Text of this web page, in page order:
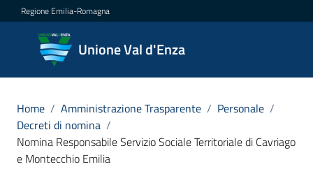
Vai al contenuto
Vai alla navigazione
Vai al footer
Regione Emilia-Romagna
Unione Val d'Enza
Unione
Val
Amministrazione
Menu selezionato
Home / Amministrazione Trasparente / Personale /
Decreti di nomina /
Nomina Responsabile Servizio Sociale Territoriale di Cavriago
e Montecchio Emilia